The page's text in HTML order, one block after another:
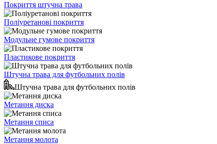
Покриття штучна трава
Поліуретанові покриття
Модульне гумове покриття
Пластикове покриття
Штучна трава для футбольних полів
Штучна трава для футбольних полів
Метання диска
Метання списа
Метання молота